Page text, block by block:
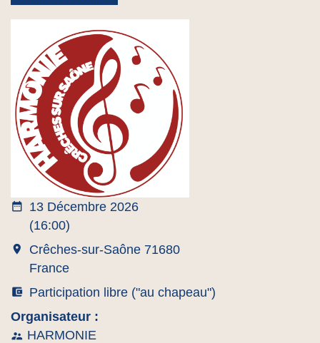
date_range
13 Décembre 2026
(16:00)
room
Crêches-sur-Saône 71680
France
account_balance_wallet Participation libre ("au chapeau")
Organisateur :
supervisor_account HARMONIE